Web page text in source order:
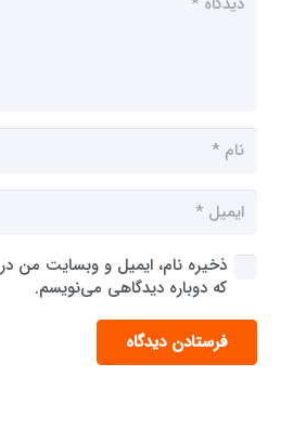
ذخیره نام، ایمیل و وبسایت من در
که دوباره دیدگاهی می‌نویسم.
فرستادن دیدگاه